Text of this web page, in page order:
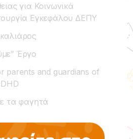
για Κοινωνικά
Εγκεφάλου ΔΕΠΥ
Έργο
parents and guardians of
τα φαγητά